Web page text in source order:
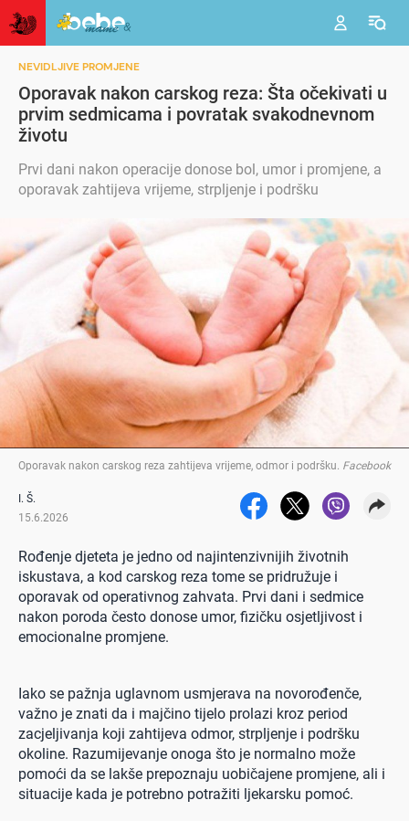
NEVIDLJIVE PROMJENE
Oporavak nakon carskog reza: Šta očekivati u
prvim sedmicama i povratak svakodnevnom
životu
Prvi dani nakon operacije donose bol, umor i promjene, a
oporavak zahtijeva vrijeme, strpljenje i podršku
Oporavak nakon carskog reza zahtijeva vrijeme, odmor i podršku. Facebook
I. Š.
15.6.2026
Rođenje djeteta je jedno od najintenzivnijih životnih
iskustava, a kod carskog reza tome se pridružuje i
oporavak od operativnog zahvata. Prvi dani i sedmice
nakon poroda često donose umor, fizičku osjetljivost i
emocionalne promjene.
Iako se pažnja uglavnom usmjerava na novorođenče,
važno je znati da i majčino tijelo prolazi kroz period
zacjeljivanja koji zahtijeva odmor, strpljenje i podršku
okoline. Razumijevanje onoga što je normalno može
pomoći da se lakše prepoznaju uobičajene promjene, ali i
situacije kada je potrebno potražiti ljekarsku pomoć.